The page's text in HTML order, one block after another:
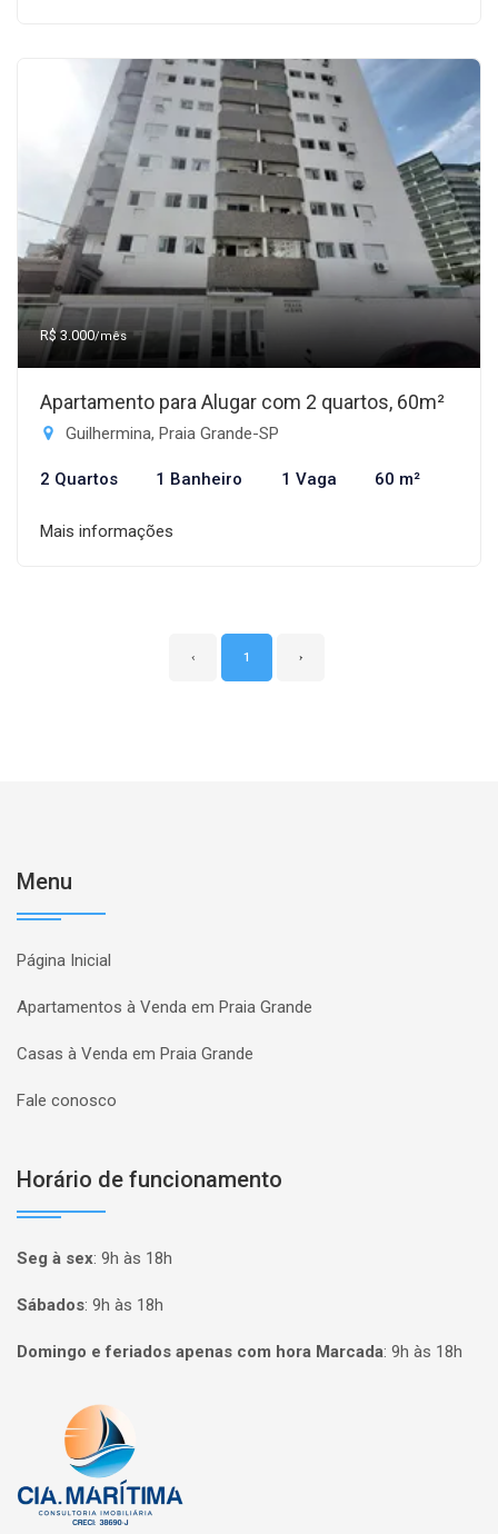
R$ 3.000/mês
Apartamento para Alugar com 2 quartos, 60m²
Guilhermina, Praia Grande-SP
2 Quartos 1 Banheiro 1 Vaga 60 m²
Mais informações
‹ 1 ›
Menu
Página Inicial
Apartamentos à Venda em Praia Grande
Casas à Venda em Praia Grande
Fale conosco
Horário de funcionamento
Seg à sex: 9h às 18h
Sábados: 9h às 18h
Domingo e feriados apenas com hora Marcada: 9h às 18h
Página inicial